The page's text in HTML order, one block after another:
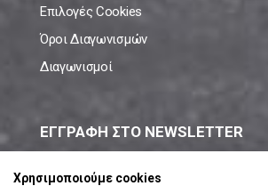
Επιλογές Cookies
Όροι Διαγωνισμών
Διαγωνισμοί
ΕΓΓΡΑΦΗ ΣΤΟ NEWSLETTER
Χρησιμοποιούμε cookies